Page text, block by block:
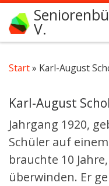
Zum Inhalt springen
V.
Start» Karl-August
Karl-August
Jahrgang 1920,
Schüler auf
brauchte 10
überwinden. Er